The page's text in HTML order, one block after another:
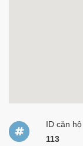
ID căn hộ
113